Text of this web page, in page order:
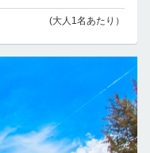
(大人1名あたり）